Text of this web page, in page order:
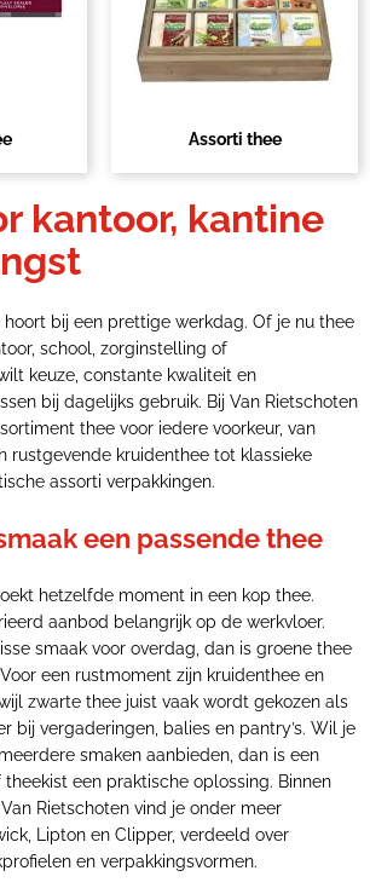
Assorti thee
kantoor, kantine
hoort bij een prettige werkdag. Of je nu thee
school, zorginstelling of
keuze, constante kwaliteit en
bij dagelijks gebruik. Bij Van Rietschoten
thee voor iedere voorkeur, van
rustgevende kruidenthee tot klassieke
assorti verpakkingen.
een passende thee
hetzelfde moment in een kop thee.
aanbod belangrijk op de werkvloer.
smaak voor overdag, dan is groene thee
een rustmoment zijn kruidenthee en
zwarte thee juist vaak wordt gekozen als
bij vergaderingen, balies en pantry’s. Wil je
smaken aanbieden, dan is een
een praktische oplossing. Binnen
Rietschoten vind je onder meer
Lipton en Clipper, verdeeld over
en verpakkingsvormen.